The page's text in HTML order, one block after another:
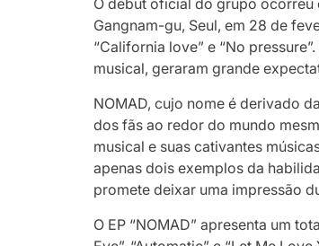
Gangnam-gu, Seul, em 28 de
“California love” e “No
musical, geraram grande
NOMAD, cujo nome é derivado
dos fãs ao redor do mundo
musical e suas cativantes
apenas dois exemplos da
promete deixar uma impressão
O EP “NOMAD” apresenta um